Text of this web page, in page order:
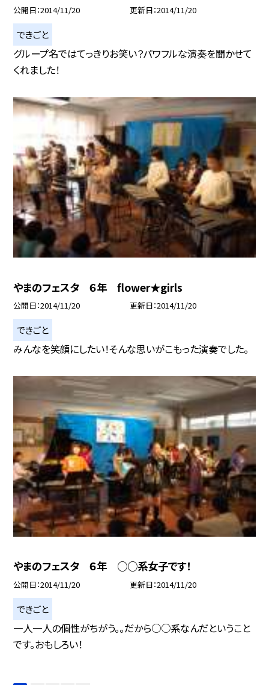
公開日 2014/11/20 更新日 2014/11/20
できごと
グループ名ではてっきりお笑い？パワフルな演奏を聞かせて
くれました！
やまのフェスタ ６年 flower★girls
公開日 2014/11/20 更新日 2014/11/20
できごと
みんなを笑顔にしたい！そんな思いがこもった演奏でした。
やまのフェスタ ６年 ○○系女子です！
公開日 2014/11/20 更新日 2014/11/20
できごと
一人一人の個性がちがう。。だから○○系なんだということ
です。おもしろい！